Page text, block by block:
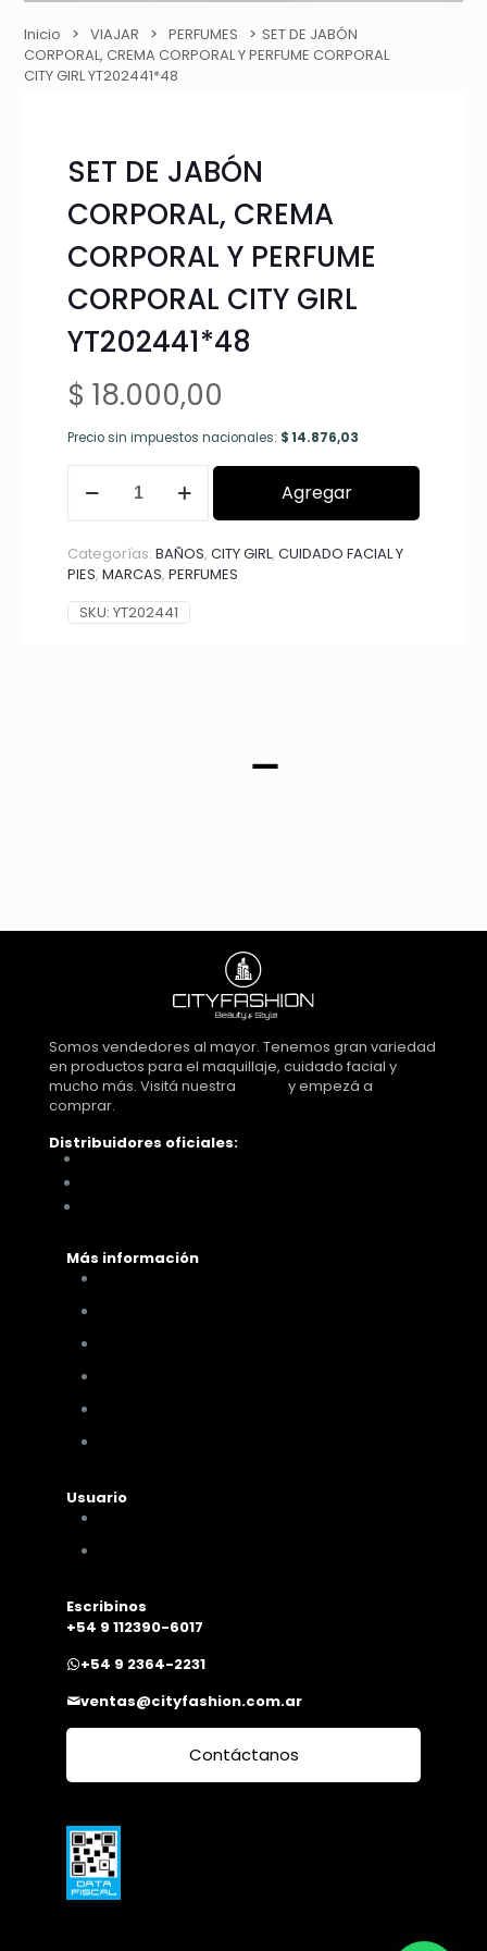
Inicio > VIAJAR > PERFUMES > SET DE JABÓN
CORPORAL, CREMA CORPORAL Y PERFUME CORPORAL
CITY GIRL YT202441*48
SET DE JABÓN
CORPORAL, CREMA
CORPORAL Y PERFUME
CORPORAL CITY GIRL
YT202441*48
$ 18.000,00
Precio sin impuestos nacionales: $14.876,03
CREMA
CORPORAL
Y
PERFUME
Agregar
Categorías:BAÑOS,CITY GIRL,CUIDADO FACIAL Y
PIES,MARCAS,PERFUMES
SKU:YT202441
Somos vendedores al mayor. Tenemos gran variedad
en productos para el maquillaje, cuidado facial y
mucho más. Visitá nuestra
y empezá a
comprar.
Distribuidores oficiales:
Más información
Usuario
Escribinos
+54 9 112390-6017
+54 9 2364-2231
ventas@cityfashion.com.ar
Contáctanos